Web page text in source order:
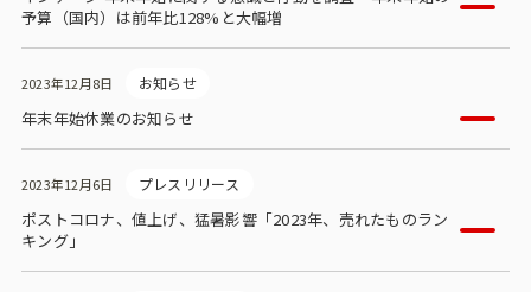
予算（国内）は前年比128%と大幅増
2023年12月8日 お知らせ
年末年始休業のお知らせ
2023年12月6日 プレスリリース
ポストコロナ、値上げ、猛暑影響「2023年、売れたものラン
キング」